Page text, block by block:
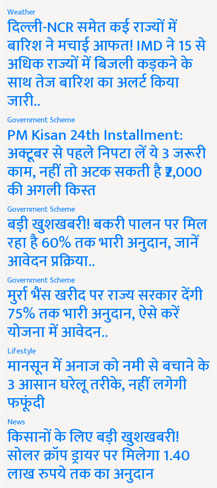
Weather
दिल्ली-NCR समेत कई राज्यों में
बारिश ने मचाई आफत! IMD ने 15 से
अधिक राज्यों में बिजली कड़कने के
साथ तेज बारिश का अलर्ट किया
जारी..
Government Scheme
PM Kisan 24th Installment:
अक्टूबर से पहले निपटा लें ये 3 जरूरी
काम, नहीं तो अटक सकती है ₹2,000
की अगली किस्त
Government Scheme
बड़ी खुशखबरी! बकरी पालन पर मिल
रहा है 60% तक भारी अनुदान, जानें
आवेदन प्रक्रिया..
Government Scheme
मुर्रा भैंस खरीद पर राज्य सरकार देंगी
75% तक भारी अनुदान, ऐसे करें
योजना में आवेदन..
Lifestyle
मानसून में अनाज को नमी से बचाने के
3 आसान घरेलू तरीके, नहीं लगेगी
फफूंदी
News
किसानों के लिए बड़ी खुशखबरी!
सोलर क्रॉप ड्रायर पर मिलेगा 1.40
लाख रुपये तक का अनुदान